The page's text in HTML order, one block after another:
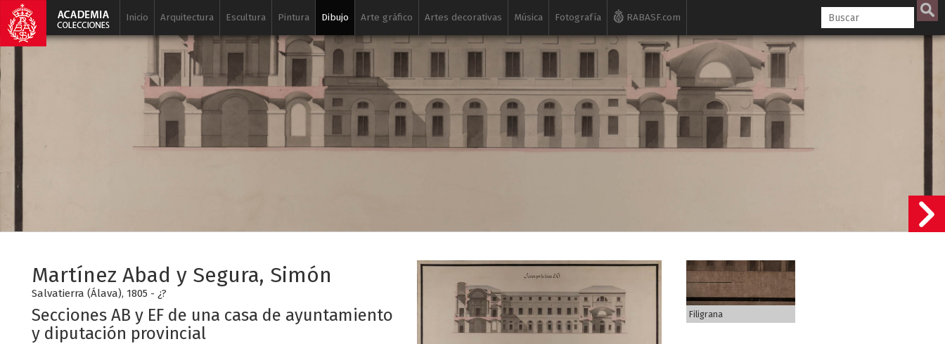
Inicio Arquitectura Escultura Pintura Dibujo Arte gráfico Artes decorativas Música Fotografía RABASF.com
Martínez Abad y Segura, Simón
Salvatierra (Álava), 1805 - ¿?
Secciones AB y EF de una casa de ayuntamiento
y diputación provincial
Filigrana